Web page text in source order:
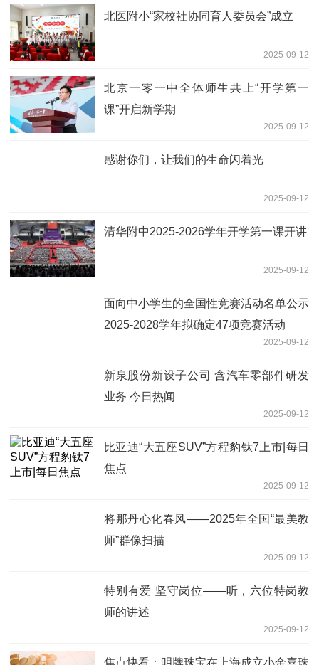
北医附小“家校社协同育人委员会”成立
2025-09-12
北京一零一中全体师生共上“开学第一
课”开启新学期
2025-09-12
感谢你们，让我们的生命闪着光
2025-09-12
清华附中2025-2026学年开学第一课开讲
2025-09-12
面向中小学生的全国性竞赛活动名单公示
2025-2028学年拟确定47项竞赛活动
2025-09-12
新泉股份新设子公司 含汽车零部件研发
业务 今日热闻
2025-09-12
比亚迪“大五座SUV”方程豹钛7上市|每日
焦点
2025-09-12
将那丹心化春风——2025年全国“最美教
师”群像扫描
2025-09-12
特别有爱 坚守岗位——听，六位特岗教
师的讲述
2025-09-12
焦点快看：明牌珠宝在上海成立小金喜珠